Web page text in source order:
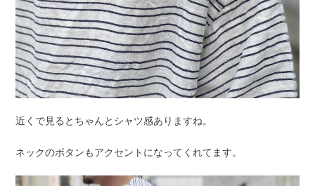
近くで見るとちゃんとシャツ感ありますね。
ネックのボタンもアクセントになってくれてます。